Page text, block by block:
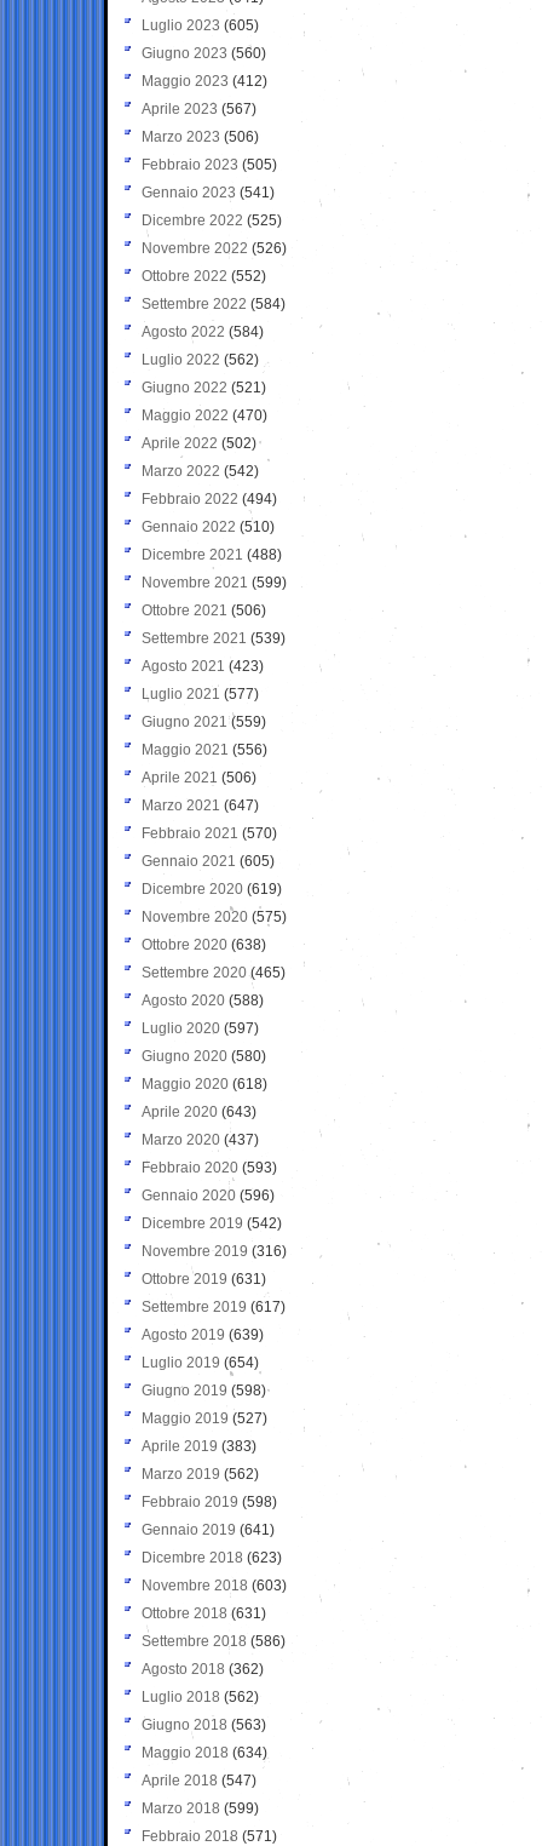
Luglio 2023 (605)
Giugno 2023 (560)
Maggio 2023 (412)
Aprile 2023 (567)
Marzo 2023 (506)
Febbraio 2023 (505)
Gennaio 2023 (541)
Dicembre 2022 (525)
Novembre 2022 (526)
Ottobre 2022 (552)
Settembre 2022 (584)
Agosto 2022 (584)
Luglio 2022 (562)
Giugno 2022 (521)
Maggio 2022 (470)
Aprile 2022 (502)
Marzo 2022 (542)
Febbraio 2022 (494)
Gennaio 2022 (510)
Dicembre 2021 (488)
Novembre 2021 (599)
Ottobre 2021 (506)
Settembre 2021 (539)
Agosto 2021 (423)
Luglio 2021 (577)
Giugno 2021(559)
Maggio 2021 (556)
Aprile 2021 (506)
Marzo 2021 (647)
Febbraio 2021 (570)
Gennaio 2021 (605)
Dicembre 2020 (619)
Novembre 2020 (575)
Ottobre 2020 (638)
Settembre 2020(465)
Agosto 2020 (588)
Luglio 2020 (597)
Giugno 2020 (580)
Maggio 2020 (618)
Aprile 2020 (643)
Marzo 2020 (437)
Febbraio 2020 (593)
Gennaio 2020 (596)
Dicembre 2019 (542)
Novembre 2019 (316)
Ottobre 2019 (631)
Settembre 2019 (617)
Agosto 2019 (639)
Luglio 2019 (654)
Giugno 2019 (598)
Maggio 2019 (527)
Aprile 2019 (383)
Marzo 2019 (562)
Febbraio 2019 (598)
Gennaio 2019 (641)
Dicembre 2018 (623)
Novembre 2018 (603)
Ottobre 2018 (631)
Settembre 2018 (586)
Agosto 2018 (362)
Luglio 2018 (562)
Giugno 2018 (563)
Maggio 2018 (634)
Aprile 2018 (547)
Marzo 2018 (599)
Febbraio 2018 (571)